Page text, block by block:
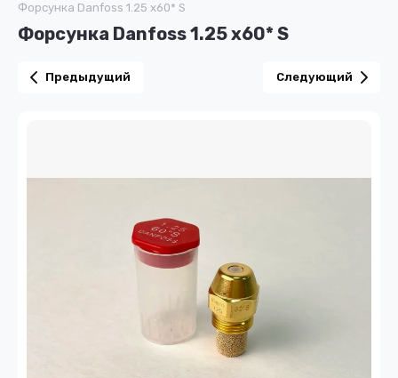
Форсунка Danfoss 1.25 х60* S
Форсунка Danfoss 1.25 х60* S
Предыдущий Следующий